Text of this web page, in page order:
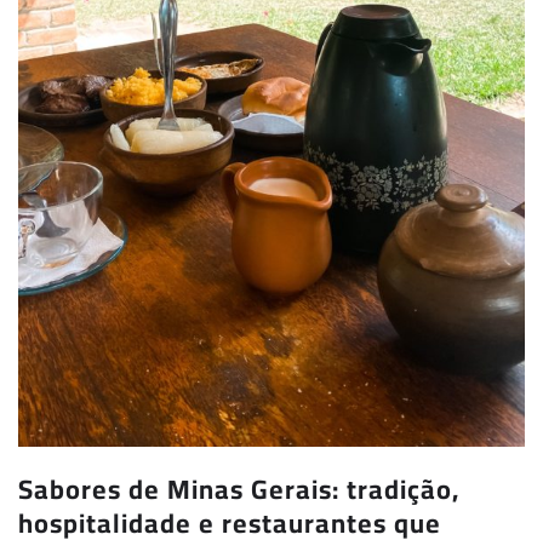
Sabores de Minas Gerais: tradição,
hospitalidade e restaurantes que